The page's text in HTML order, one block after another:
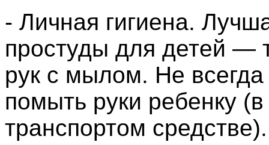
- Личная гигиена.
простуды для детей —
рук с мылом. Не
помыть руки ребенку
транспортом